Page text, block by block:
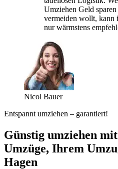
Umziehen Geld sparen
vermeiden wollt, kann
nur wärmstens
Nicol Bauer
Entspannt umziehen – garantiert!
Günstig umziehen
Umzüge, Ihrem
Hagen